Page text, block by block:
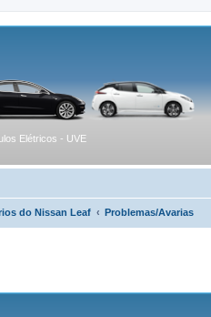
Elétricos - UVE
do Nissan Leaf Problemas/Avarias